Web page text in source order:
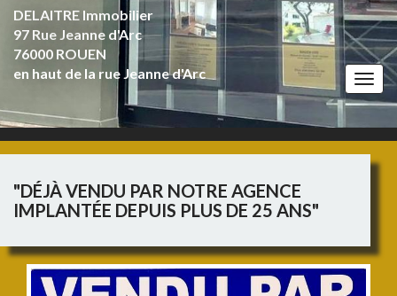
DELAITRE Immobilier
97 Rue Jeanne d'Arc
76000 ROUEN
en haut de la rue Jeanne d'Arc
"DÉJÀ VENDU PAR NOTRE AGENCE
IMPLANTÉE DEPUIS PLUS DE 25 ANS"